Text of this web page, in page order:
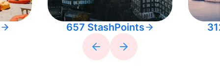
657 StashPoints